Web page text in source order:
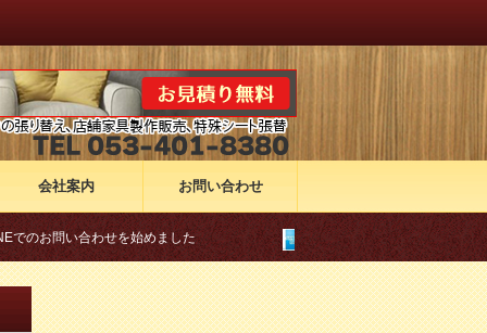
会社案内 お問い合わせ
せを始めました クレジットカード決